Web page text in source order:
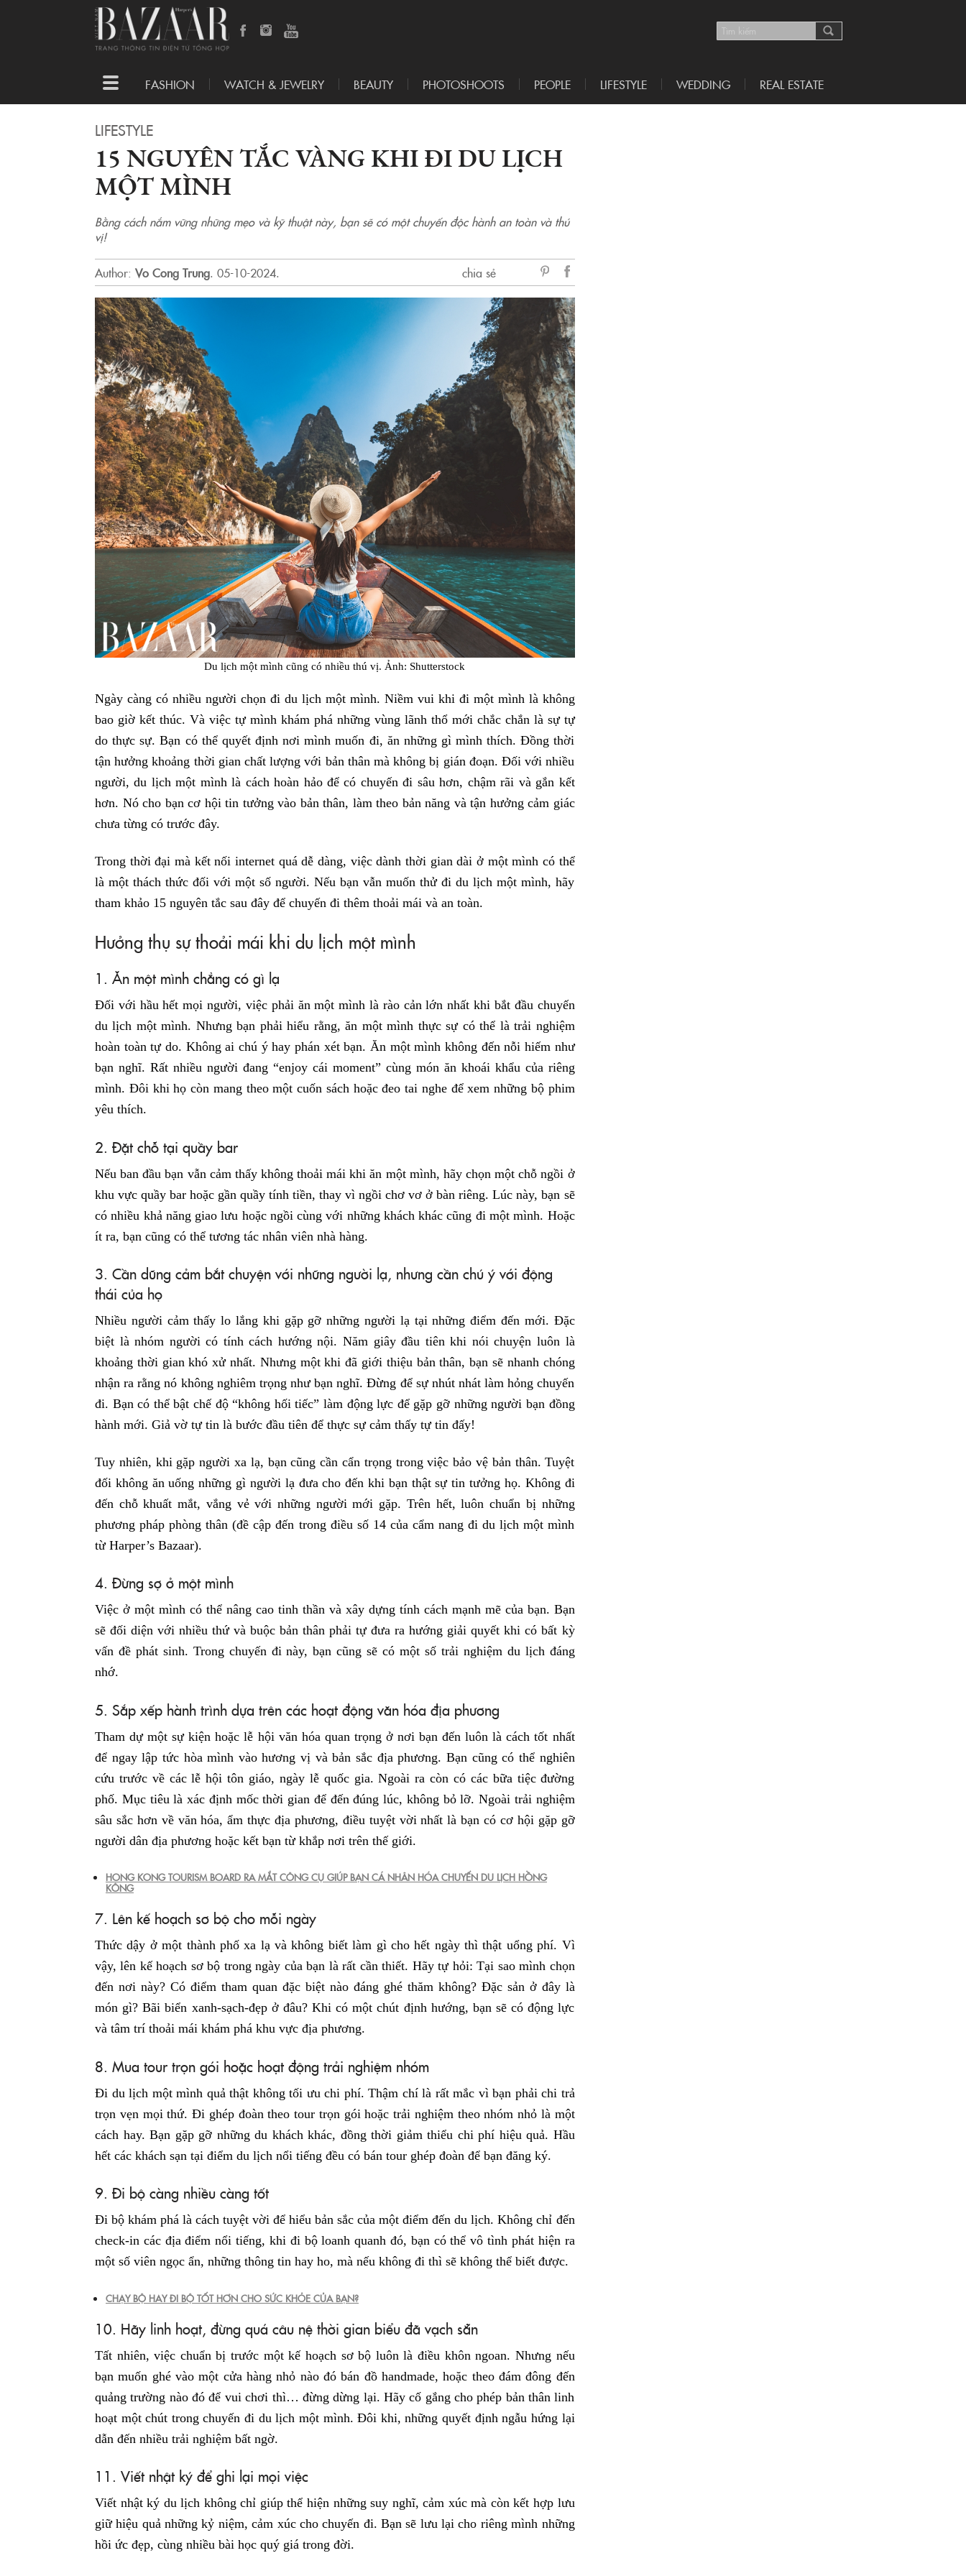
Toggle
navigation
FASHION WATCH & JEWELRY BEAUTY PHOTOSHOOTS PEOPLE LIFESTYLE WEDDING REAL ESTATE
LIFESTYLE
15 NGUYÊN TẮC VÀNG KHI ĐI DU LỊCH
MỘT MÌNH
Bằng cách nắm vững những mẹo và kỹ thuật này, bạn sẽ có một chuyến độc hành an toàn và thú
vị!
Author: Vo Cong Trung. 05-10-2024.
chia sẻ
Facebook
Du lịch một mình cũng có nhiều thú vị. Ảnh: Shutterstock
Ngày càng có nhiều người chọn đi du lịch một mình. Niềm vui khi đi một mình là không
bao giờ kết thúc. Và việc tự mình khám phá những vùng lãnh thổ mới chắc chắn là sự tự
do thực sự. Bạn có thể quyết định nơi mình muốn đi, ăn những gì mình thích. Đồng thời
tận hưởng khoảng thời gian chất lượng với bản thân mà không bị gián đoạn. Đối với nhiều
người, du lịch một mình là cách hoàn hảo để có chuyến đi sâu hơn, chậm rãi và gắn kết
hơn. Nó cho bạn cơ hội tin tưởng vào bản thân, làm theo bản năng và tận hưởng cảm giác
chưa từng có trước đây.
Trong thời đại mà kết nối internet quá dễ dàng, việc dành thời gian dài ở một mình có thể
là một thách thức đối với một số người. Nếu bạn vẫn muốn thử đi du lịch một mình, hãy
tham khảo 15 nguyên tắc sau đây để chuyến đi thêm thoải mái và an toàn.
Hưởng thụ sự thoải mái khi du lịch một mình
1. Ăn một mình chẳng có gì lạ
Đối với hầu hết mọi người, việc phải ăn một mình là rào cản lớn nhất khi bắt đầu chuyến
du lịch một mình. Nhưng bạn phải hiểu rằng, ăn một mình thực sự có thể là trải nghiệm
hoàn toàn tự do. Không ai chú ý hay phán xét bạn. Ăn một mình không đến nỗi hiếm như
bạn nghĩ. Rất nhiều người đang “enjoy cái moment” cùng món ăn khoái khẩu của riêng
mình. Đôi khi họ còn mang theo một cuốn sách hoặc đeo tai nghe để xem những bộ phim
yêu thích.
2. Đặt chỗ tại quầy bar
Nếu ban đầu bạn vẫn cảm thấy không thoải mái khi ăn một mình, hãy chọn một chỗ ngồi ở
khu vực quầy bar hoặc gần quầy tính tiền, thay vì ngồi chơ vơ ở bàn riêng. Lúc này, bạn sẽ
có nhiều khả năng giao lưu hoặc ngồi cùng với những khách khác cũng đi một mình. Hoặc
ít ra, bạn cũng có thể tương tác nhân viên nhà hàng.
3. Cần dũng cảm bắt chuyện với những người lạ, nhưng cần chú ý với động
thái của họ
Nhiều người cảm thấy lo lắng khi gặp gỡ những người lạ tại những điểm đến mới. Đặc
biệt là nhóm người có tính cách hướng nội. Năm giây đầu tiên khi nói chuyện luôn là
khoảng thời gian khó xử nhất. Nhưng một khi đã giới thiệu bản thân, bạn sẽ nhanh chóng
nhận ra rằng nó không nghiêm trọng như bạn nghĩ. Đừng để sự nhút nhát làm hỏng chuyến
đi. Bạn có thể bật chế độ “không hối tiếc” làm động lực để gặp gỡ những người bạn đồng
hành mới. Giả vờ tự tin là bước đầu tiên để thực sự cảm thấy tự tin đấy!
Tuy nhiên, khi gặp người xa lạ, bạn cũng cần cẩn trọng trong việc bảo vệ bản thân. Tuyệt
đối không ăn uống những gì người lạ đưa cho đến khi bạn thật sự tin tưởng họ. Không đi
đến chỗ khuất mắt, vắng vẻ với những người mới gặp. Trên hết, luôn chuẩn bị những
phương pháp phòng thân (đề cập đến trong điều số 14 của cẩm nang đi du lịch một mình
từ Harper’s Bazaar).
4. Đừng sợ ở một mình
Việc ở một mình có thể nâng cao tinh thần và xây dựng tính cách mạnh mẽ của bạn. Bạn
sẽ đối diện với nhiều thứ và buộc bản thân phải tự đưa ra hướng giải quyết khi có bất kỳ
vấn đề phát sinh. Trong chuyến đi này, bạn cũng sẽ có một số trải nghiệm du lịch đáng
nhớ.
5. Sắp xếp hành trình dựa trên các hoạt động văn hóa địa phương
Tham dự một sự kiện hoặc lễ hội văn hóa quan trọng ở nơi bạn đến luôn là cách tốt nhất
để ngay lập tức hòa mình vào hương vị và bản sắc địa phương. Bạn cũng có thể nghiên
cứu trước về các lễ hội tôn giáo, ngày lễ quốc gia. Ngoài ra còn có các bữa tiệc đường
phố. Mục tiêu là xác định mốc thời gian để đến đúng lúc, không bỏ lỡ. Ngoài trải nghiệm
sâu sắc hơn về văn hóa, ẩm thực địa phương, điều tuyệt vời nhất là bạn có cơ hội gặp gỡ
người dân địa phương hoặc kết bạn từ khắp nơi trên thế giới.
HONG KONG TOURISM BOARD RA MẮT CÔNG CỤ GIÚP BẠN CÁ NHÂN HÓA CHUYẾN DU LỊCH HỒNG
KÔNG
7. Lên kế hoạch sơ bộ cho mỗi ngày
Thức dậy ở một thành phố xa lạ và không biết làm gì cho hết ngày thì thật uổng phí. Vì
vậy, lên kế hoạch sơ bộ trong ngày của bạn là rất cần thiết. Hãy tự hỏi: Tại sao mình chọn
đến nơi này? Có điểm tham quan đặc biệt nào đáng ghé thăm không? Đặc sản ở đây là
món gì? Bãi biển xanh-sạch-đẹp ở đâu? Khi có một chút định hướng, bạn sẽ có động lực
và tâm trí thoải mái khám phá khu vực địa phương.
8. Mua tour trọn gói hoặc hoạt động trải nghiệm nhóm
Đi du lịch một mình quả thật không tối ưu chi phí. Thậm chí là rất mắc vì bạn phải chi trả
trọn vẹn mọi thứ. Đi ghép đoàn theo tour trọn gói hoặc trải nghiệm theo nhóm nhỏ là một
cách hay. Bạn gặp gỡ những du khách khác, đồng thời giảm thiểu chi phí hiệu quả. Hầu
hết các khách sạn tại điểm du lịch nổi tiếng đều có bán tour ghép đoàn để bạn đăng ký.
9. Đi bộ càng nhiều càng tốt
Đi bộ khám phá là cách tuyệt vời để hiểu bản sắc của một điểm đến du lịch. Không chỉ đến
check-in các địa điểm nổi tiếng, khi đi bộ loanh quanh đó, bạn có thể vô tình phát hiện ra
một số viên ngọc ẩn, những thông tin hay ho, mà nếu không đi thì sẽ không thể biết được.
CHẠY BỘ HAY ĐI BỘ TỐT HƠN CHO SỨC KHỎE CỦA BẠN?
10. Hãy linh hoạt, đừng quá câu nệ thời gian biểu đã vạch sẵn
Tất nhiên, việc chuẩn bị trước một kế hoạch sơ bộ luôn là điều khôn ngoan. Nhưng nếu
bạn muốn ghé vào một cửa hàng nhỏ nào đó bán đồ handmade, hoặc theo đám đông đến
quảng trường nào đó để vui chơi thì… đừng dừng lại. Hãy cố gắng cho phép bản thân linh
hoạt một chút trong chuyến đi du lịch một mình. Đôi khi, những quyết định ngẫu hứng lại
dẫn đến nhiều trải nghiệm bất ngờ.
11. Viết nhật ký để ghi lại mọi việc
Viết nhật ký du lịch không chỉ giúp thể hiện những suy nghĩ, cảm xúc mà còn kết hợp lưu
giữ hiệu quả những kỷ niệm, cảm xúc cho chuyến đi. Bạn sẽ lưu lại cho riêng mình những
hồi ức đẹp, cùng nhiều bài học quý giá trong đời.